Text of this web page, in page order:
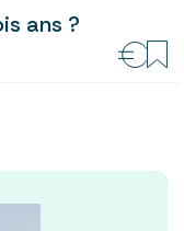
ans ?